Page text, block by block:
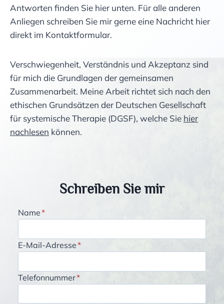
Antworten finden Sie hier unten. Für alle anderen
Anliegen schreiben Sie mir gerne eine Nachricht hier
direkt im Kontaktformular.
Verschwiegenheit, Verständnis und Akzeptanz sind
für mich die Grundlagen der gemeinsamen
Zusammenarbeit. Meine Arbeit richtet sich nach den
ethischen Grundsätzen der Deutschen Gesellschaft
für systemische Therapie (DGSF), welche Sie hier
nachlesen können.
Schreiben Sie mir
Name*
E-Mail-Adresse*
Telefonnummer*